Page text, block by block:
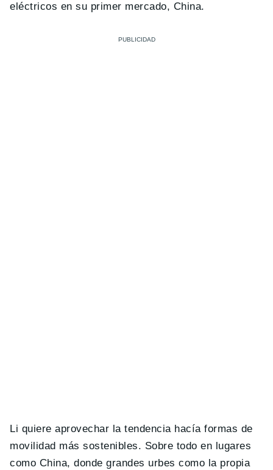
eléctricos en su primer mercado, China.
Li quiere aprovechar la tendencia hacía formas de
movilidad más sostenibles. Sobre todo en lugares
como China, donde grandes urbes como la propia